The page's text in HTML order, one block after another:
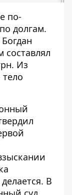
по-
долгам.
Из
В